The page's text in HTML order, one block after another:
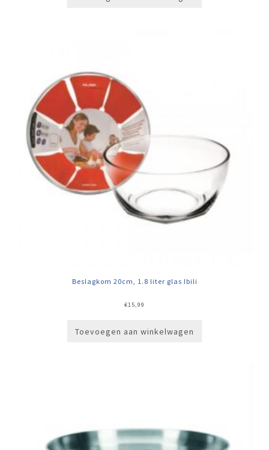
Beslagkom 20cm, 1.8 liter glas Ibili
€15,99
Toevoegen aan winkelwagen